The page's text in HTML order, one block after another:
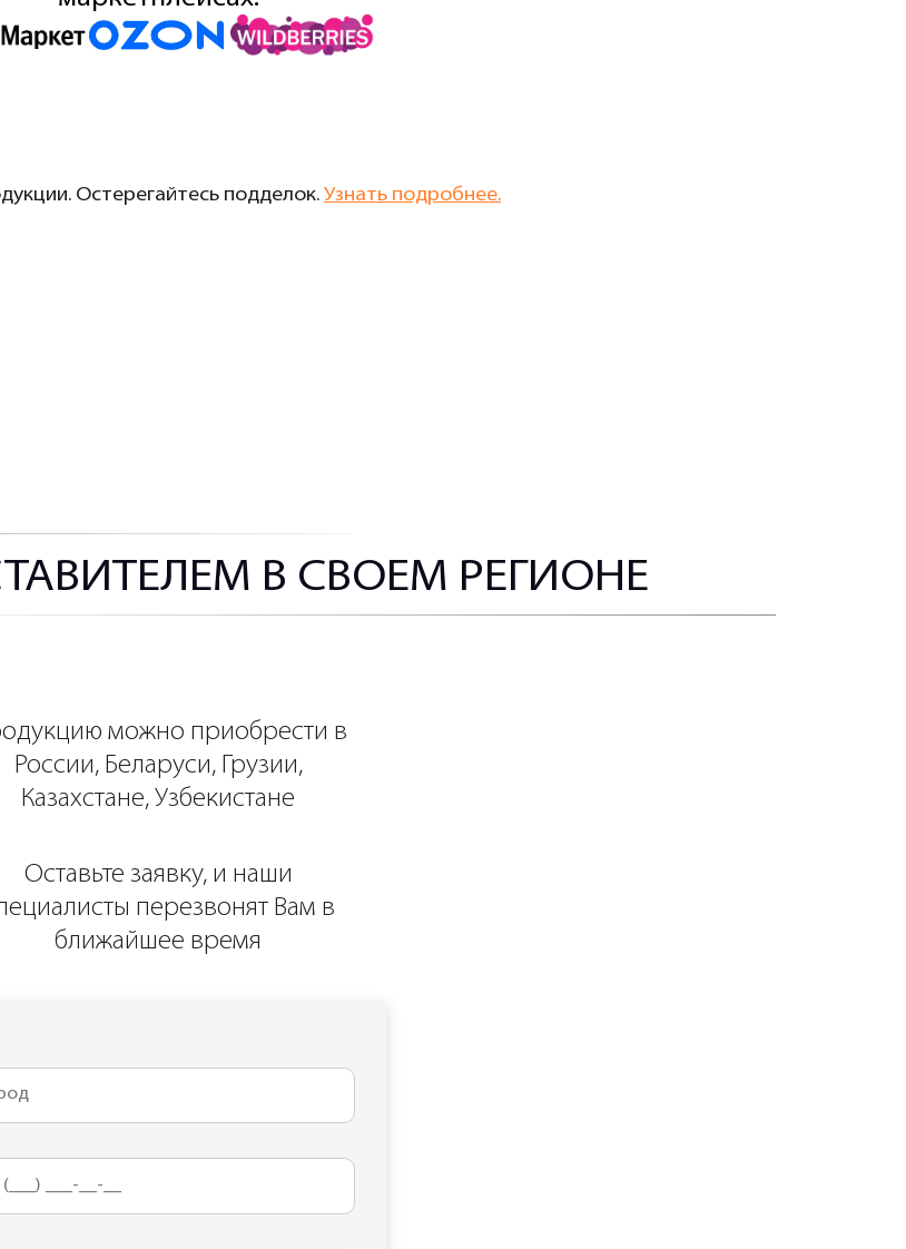
Остерегайтесь подделок. Узнать подробнее.
В СВОЕМ РЕГИОНЕ
можно приобрести в
России, Беларуси, Грузии,
Казахстане, Узбекистане
Оставьте заявку, и наши
перезвонят Вам в
ближайшее время